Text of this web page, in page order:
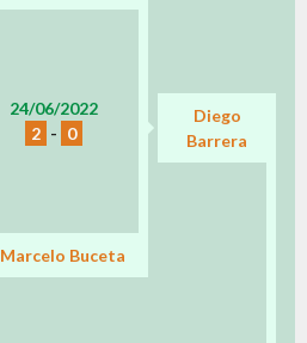
24/06/2022
2 - 0
Diego
Barrera
Marcelo Buceta